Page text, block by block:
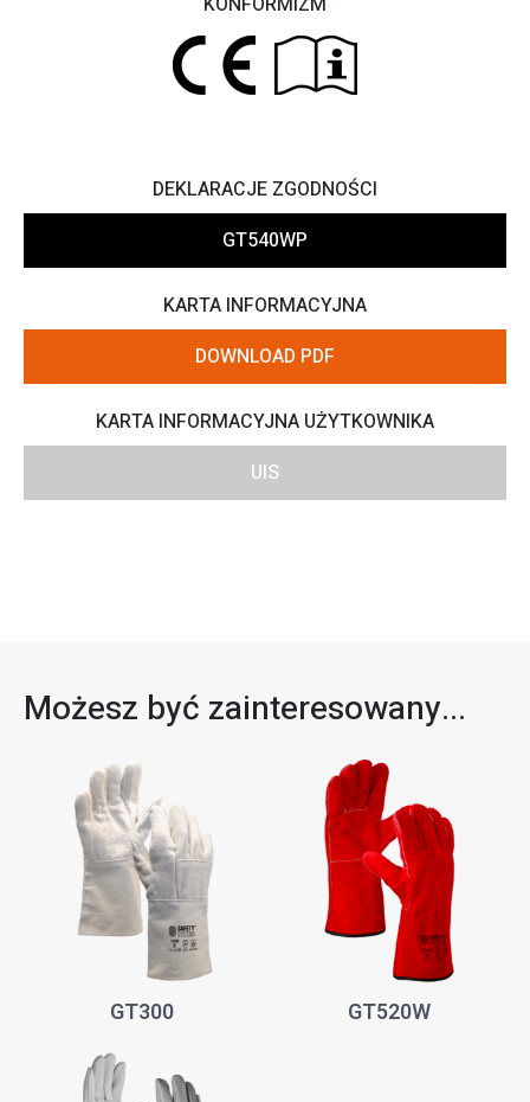
DEKLARACJE ZGODNOŚCI
GT540WP
KARTA INFORMACYJNA
DOWNLOAD PDF
KARTA INFORMACYJNA UŻYTKOWNIKA
UIS
Możesz być zainteresowany...
GT300 GT520W